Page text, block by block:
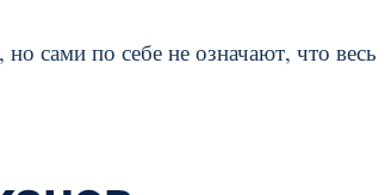
сами по себе не означают, что весь